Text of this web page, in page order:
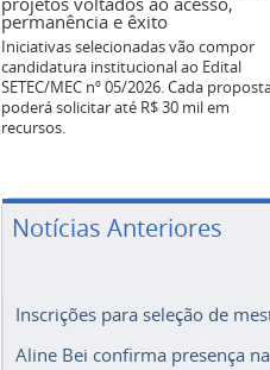
permanência e êxito
Iniciativas selecionadas vão compor
candidatura institucional ao Edital
SETEC/MEC nº 05/2026. Cada
poderá solicitar até R$ 30 mil em
recursos.
Notícias Anteriores
Inscrições para seleção de
Aline Bei confirma presença